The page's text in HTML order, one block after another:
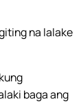
na lalake
baga ang